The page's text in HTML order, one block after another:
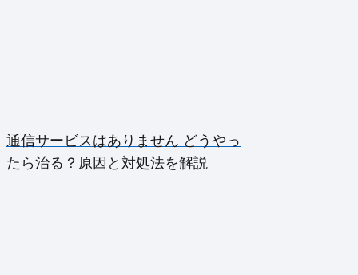
通信サービスはありません どうやっ
たら治る？原因と対処法を解説